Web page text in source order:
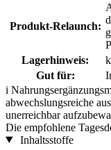
Produkt-Relaunch:
Lagerhinweis:
Gut für:
i
abwechslungsreiche
unerreichbar
Die empfohlene
Inhaltsstoffe